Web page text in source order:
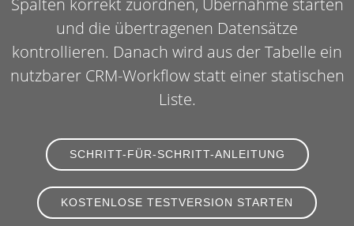
Spalten korrekt zuordnen, Übernahme starten
und die übertragenen Datensätze
kontrollieren. Danach wird aus der Tabelle ein
nutzbarer CRM-Workflow statt einer statischen
Liste.
SCHRITT-FÜR-SCHRITT-ANLEITUNG
KOSTENLOSE TESTVERSION STARTEN